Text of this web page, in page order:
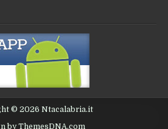
© 2026 Ntacalabria.it
by ThemesDNA.com